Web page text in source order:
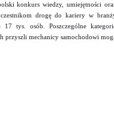
konkurs wiedzy, umiejętności
drogę do kariery w
17 tys. osób. Poszczególne
przyszli mechanicy samochodowi